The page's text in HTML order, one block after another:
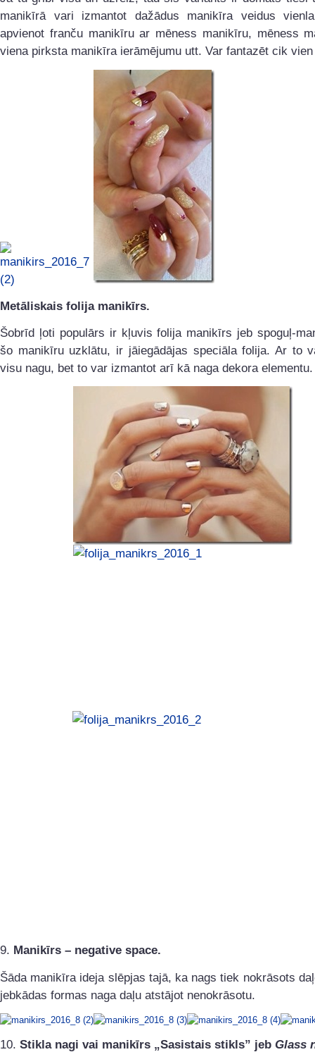
manikīrā vari izmantot dažādus manikīra veidus
apvienot franču manikīru ar mēness manikīru, mēness
viena pirksta manikīra ierāmējumu utt. Var fantazēt cik
Metāliskais folija manikīrs.
Šobrīd ļoti populārs ir kļuvis folija manikīrs jeb spoguļ-
šo manikīru uzklātu, ir jāiegādājas speciāla folija. Ar to
visu nagu, bet to var izmantot arī kā naga dekora elementu.
9. Manikīrs – negative space.
Šāda manikīra ideja slēpjas tajā, ka nags tiek nokrāsots
jebkādas formas naga daļu atstājot nenokrāsotu.
10. Stikla nagi vai manikīrs „Sasistais stikls” jeb Glass